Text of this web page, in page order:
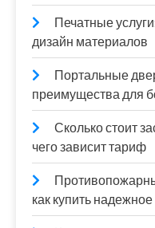
Печатные
дизайн материалов
Портальные
преимущества для
Сколько стоит
чего зависит тариф
как купить